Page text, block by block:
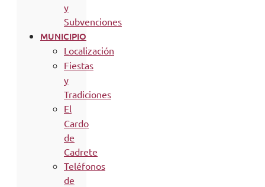
y
Subvenciones
MUNICIPIO
Localización
Fiestas
y
Tradiciones
El
Cardo
de
Cadrete
Teléfonos
de